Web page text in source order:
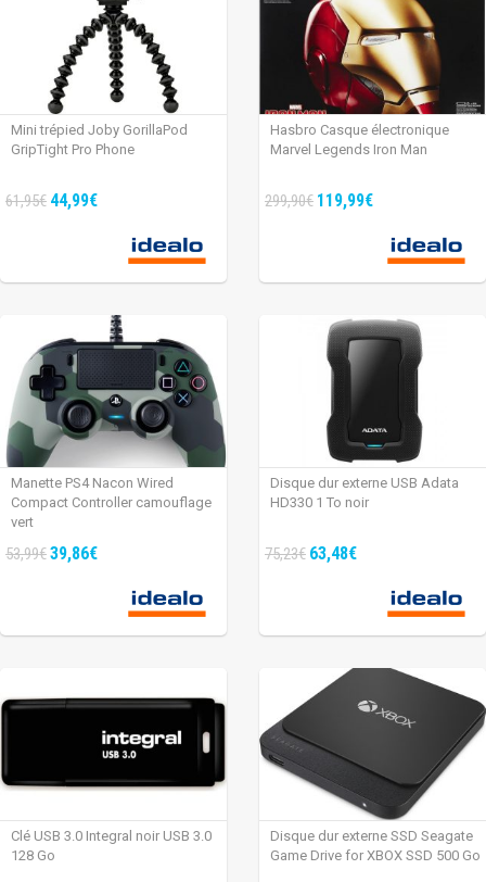
Mini trépied Joby GorillaPod
GripTight Pro Phone
61,95€ 44,99€
Hasbro Casque électronique
Marvel Legends Iron Man
299,90€ 119,99€
Manette PS4 Nacon Wired
Compact Controller camouflage
vert
53,99€39,86€
Disque dur externe USB Adata
HD330 1 To noir
75,23€ 63,48€
Clé USB 3.0 Integral noir USB 3.0
128 Go
Disque dur externe SSD Seagate
Game Drive for XBOX SSD 500 Go